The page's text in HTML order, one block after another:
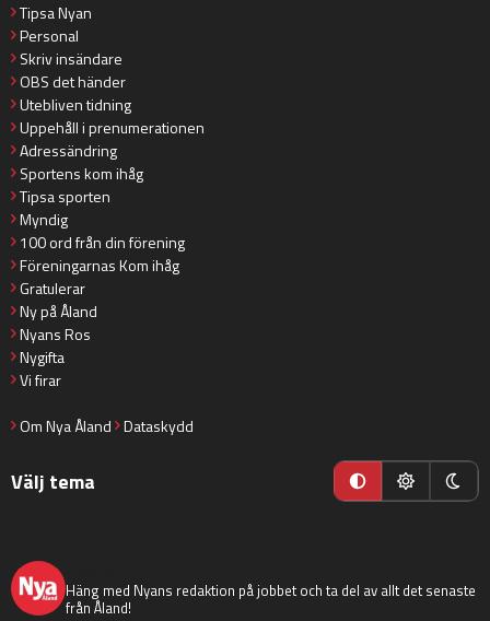
Tipsa Nyan
Personal
Skriv insändare
OBS det händer
Utebliven tidning
Uppehåll i prenumerationen
Adressändring
Sportens kom ihåg
Tipsa sporten
Myndig
100 ord från din förening
Föreningarnas Kom ihåg
Gratulerar
Ny på Åland
Nyans Ros
Nygifta
Vi firar
Om Nya Åland Dataskydd
Välj tema
Häng med Nyans redaktion på jobbet och ta del av allt det senaste
från Åland!